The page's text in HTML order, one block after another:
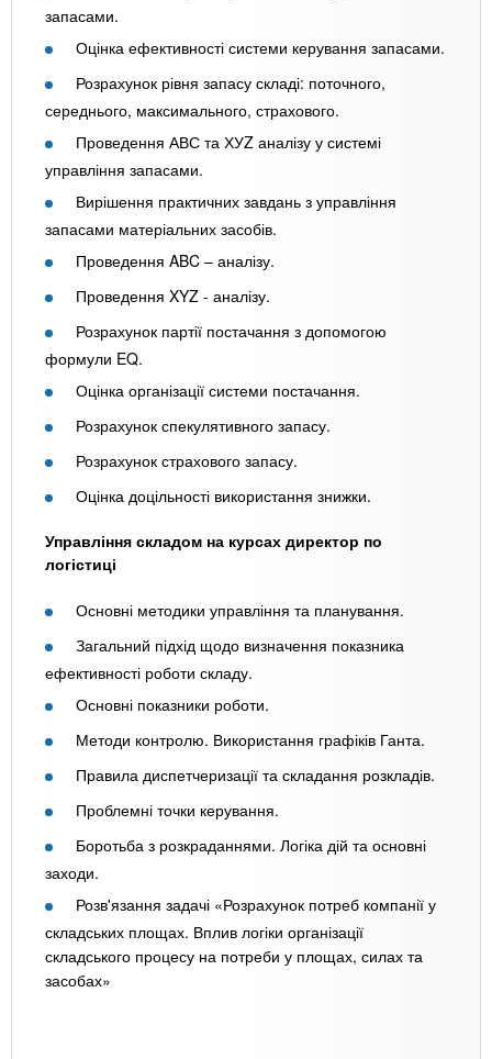
запасами.
Оцінка ефективності системи керування запасами.
Розрахунок рівня запасу складі: поточного,
середнього, максимального, страхового.
Проведення АВС та ХУZ аналізу у системі
управління запасами.
Вирішення практичних завдань з управління
запасами матеріальних засобів.
Проведення ABC – аналізу.
Проведення XYZ - аналізу.
Розрахунок партії постачання з допомогою
формули EQ.
Оцінка організації системи постачання.
Розрахунок спекулятивного запасу.
Розрахунок страхового запасу.
Оцінка доцільності використання знижки.
Управління складом на курсах директор по
логістиці
Основні методики управління та планування.
Загальний підхід щодо визначення показника
ефективності роботи складу.
Основні показники роботи.
Методи контролю. Використання графіків Ганта.
Правила диспетчеризації та складання розкладів.
Проблемні точки керування.
Боротьба з розкраданнями. Логіка дій та основні
заходи.
Розв'язання задачі «Розрахунок потреб компанії у
складських площах. Вплив логіки організації
складського процесу на потреби у площах, силах та
засобах»